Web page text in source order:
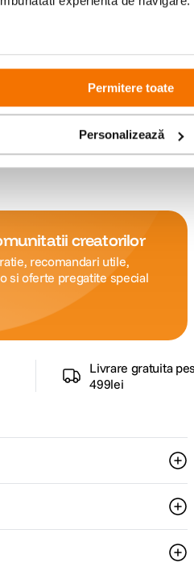
Permitere toate
Personalizează
(1)
creatorilor
recomandari utile,
si oferte pregatite special
Livrare gratuita
499lei